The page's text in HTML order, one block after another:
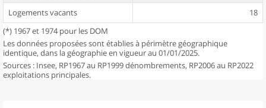
Logements vacants
18
(*) 1967 et 1974 pour les DOM
Les données proposées sont établies à périmètre géographique
identique, dans la géographie en vigueur au 01/01/2025.
Sources : Insee, RP1967 au RP1999 dénombrements, RP2006 au RP2022
exploitations principales.